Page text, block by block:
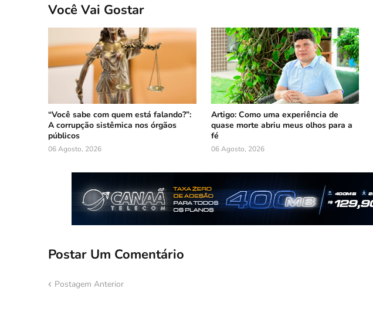
Você Vai Gostar
“Você sabe com quem está falando?”:
A corrupção sistêmica nos órgãos
públicos
06 Agosto, 2026
Artigo: Como uma experiência de
quase morte abriu meus olhos para a
fé
06 Agosto, 2026
Postar Um Comentário
Postagem Anterior